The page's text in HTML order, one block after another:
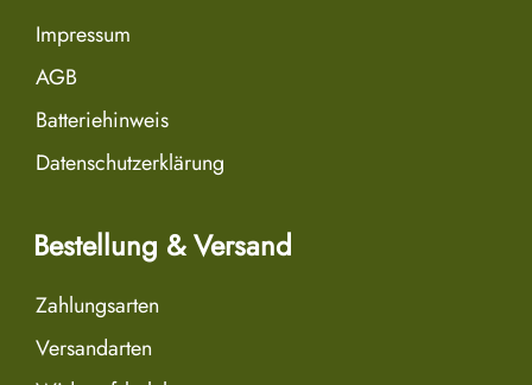
Impressum
AGB
Batteriehinweis
Datenschutzerklärung
Bestellung & Versand
Zahlungsarten
Versandarten